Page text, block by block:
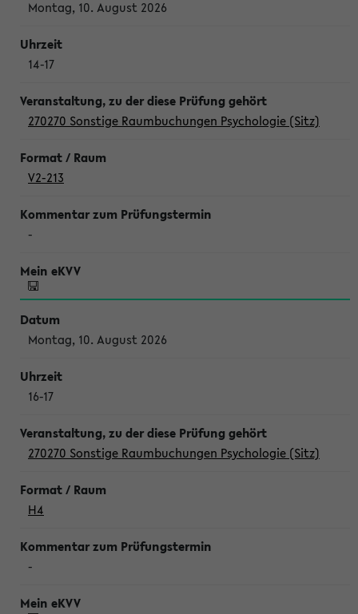
Montag, 10. August 2026
14-17
270270 Sonstige Raumbuchungen Psychologie (Sitz)
V2-213
-
Montag, 10. August 2026
16-17
270270 Sonstige Raumbuchungen Psychologie (Sitz)
H4
-